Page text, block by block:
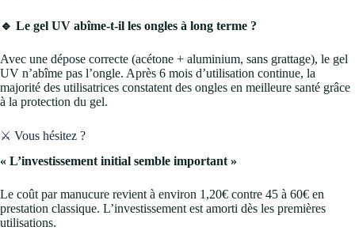
🔹 Le gel UV abîme-t-il les ongles à long terme ?
Avec une dépose correcte (acétone + aluminium, sans grattage), le gel
UV n’abîme pas l’ongle. Après 6 mois d’utilisation continue, la
majorité des utilisatrices constatent des ongles en meilleure santé grâce
à la protection du gel.
⚔️ Vous hésitez ?
« L’investissement initial semble important »
Le coût par manucure revient à environ 1,20€ contre 45 à 60€ en
prestation classique. L’investissement est amorti dès les premières
utilisations.